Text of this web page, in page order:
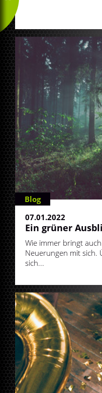
Blog
07.01.2022
Ein grüner
Wie immer bringt
Neuerungen mit sich.
sich...